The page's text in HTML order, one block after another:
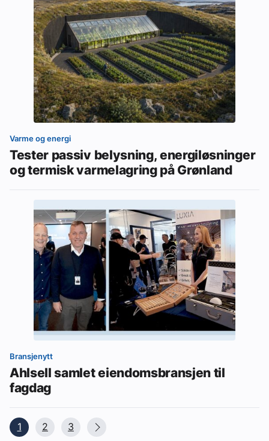
Varme og energi
Tester passiv belysning, energiløsninger
og termisk varmelagring på Grønland
Bransjenytt
Ahlsell samlet eiendomsbransjen til
fagdag
1 2 3